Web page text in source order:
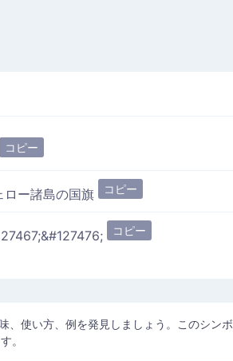
コピー
ロー諸島の国旗 コピー
コピー
、使い方、例を発見しましょう。このシンボ
。